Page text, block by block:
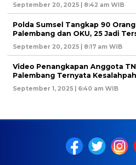
September 20, 2025 | 8:42 am WIB
Polda Sumsel Tangkap 90
Palembang dan OKU, 25 Jadi
September 20, 2025 | 8:17 am WIB
Video Penangkapan Anggota
Palembang Ternyata
September 1, 2025 | 6:40 am WIB